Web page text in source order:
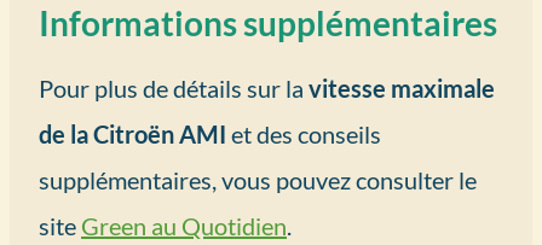
Informations supplémentaires
Pour plus de détails sur la vitesse maximale
de la Citroën AMI et des conseils
supplémentaires, vous pouvez consulter le
site Green au Quotidien